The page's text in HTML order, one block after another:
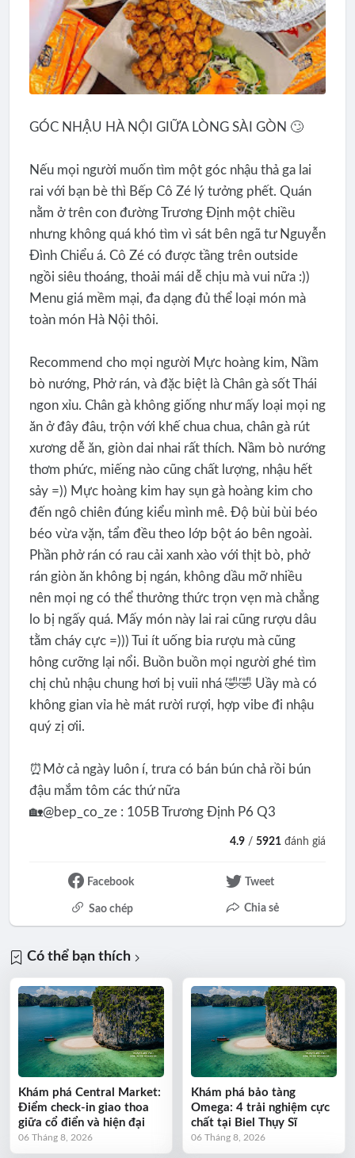
GÓC NHẬU HÀ NỘI GIỮA LÒNG SÀI GÒN 🙄
Nếu mọi người muốn tìm một góc nhậu thả ga lai
rai với bạn bè thì Bếp Cô Zé lý tưởng phết. Quán
nằm ở trên con đường Trương Định một chiều
nhưng không quá khó tìm vì sát bên ngã tư Nguyễn
Đình Chiểu á. Cô Zé có được tầng trên outside
ngồi siêu thoáng, thoải mái dễ chịu mà vui nữa :))
Menu giá mềm mại, đa dạng đủ thể loại món mà
toàn món Hà Nội thôi.
Recommend cho mọi người Mực hoàng kim, Nầm
bò nướng, Phở rán, và đặc biệt là Chân gà sốt Thái
ngon xỉu. Chân gà không giống như mấy loại mọi ng
ăn ở đây đâu, trộn với khế chua chua, chân gà rút
xương dễ ăn, giòn dai nhai rất thích. Nầm bò nướng
thơm phức, miếng nào cũng chất lượng, nhậu hết
sảy =)) Mực hoàng kim hay sụn gà hoàng kim cho
đến ngô chiên đúng kiểu mình mê. Độ bùi bùi béo
béo vừa vặn, tẩm đều theo lớp bột áo bên ngoài.
Phần phở rán có rau cải xanh xào với thịt bò, phở
rán giòn ăn không bị ngán, không dầu mỡ nhiều
nên mọi ng có thể thưởng thức trọn vẹn mà chẳng
lo bị ngấy quá. Mấy món này lai rai cũng rượu dâu
tằm cháy cực =))) Tui ít uống bia rượu mà cũng
hông cưỡng lại nổi. Buồn buồn mọi người ghé tìm
chị chủ nhậu chung hơi bị vuii nhá 🤣🤣 Uầy mà có
không gian vỉa hè mát rười rượi, hợp vibe đi nhậu
quý zị ơii.
⏰Mở cả ngày luôn í, trưa có bán bún chả rồi bún
đậu mắm tôm các thứ nữa
🏡@bep_co_ze : 105B Trương Định P6 Q3
4.9 /5921 đánh giá
Facebook Tweet
Sao chép Chia sẻ
Có thể bạn thích
Khám phá Central Market:
Điểm check-in giao thoa
giữa cổ điển và hiện đại
06 Tháng 8, 2026
Khám phá bảo tàng
Omega: 4 trải nghiệm cực
chất tại Biel Thụy Sĩ
06 Tháng 8, 2026